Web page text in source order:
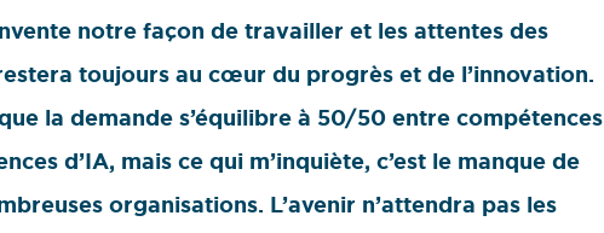
notre façon de travailler et les attentes des
toujours au cœur du progrès et de l’innovation.
la demande s’équilibre à 50/50 entre compétences
d’IA, mais ce qui m’inquiète, c’est le manque de
organisations. L’avenir n’attendra pas les